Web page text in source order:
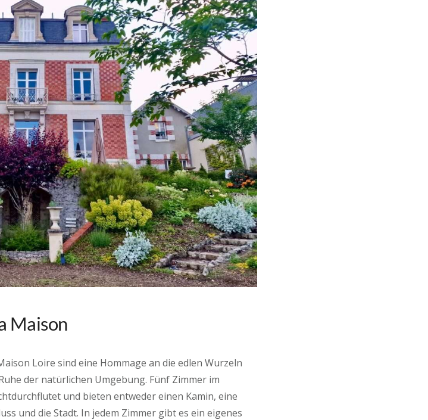
Maison
Loire sind eine Hommage an die edlen Wurzeln
der natürlichen Umgebung. Fünf Zimmer im
und bieten entweder einen Kamin, eine
und die Stadt. In jedem Zimmer gibt es ein eigenes